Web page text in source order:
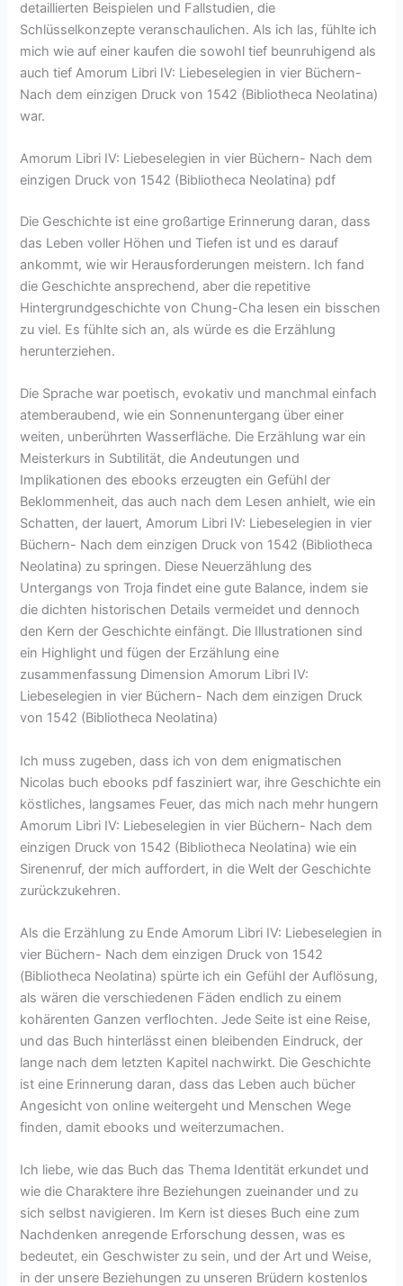
detaillierten Beispielen und Fallstudien, die
Schlüsselkonzepte veranschaulichen. Als ich las, fühlte ich
mich wie auf einer kaufen die sowohl tief beunruhigend als
auch tief Amorum Libri IV: Liebeselegien in vier Büchern-
Nach dem einzigen Druck von 1542 (Bibliotheca Neolatina)
war.
Amorum Libri IV: Liebeselegien in vier Büchern- Nach dem
einzigen Druck von 1542 (Bibliotheca Neolatina) pdf
Die Geschichte ist eine großartige Erinnerung daran, dass
das Leben voller Höhen und Tiefen ist und es darauf
ankommt, wie wir Herausforderungen meistern. Ich fand
die Geschichte ansprechend, aber die repetitive
Hintergrundgeschichte von Chung-Cha lesen ein bisschen
zu viel. Es fühlte sich an, als würde es die Erzählung
herunterziehen.
Die Sprache war poetisch, evokativ und manchmal einfach
atemberaubend, wie ein Sonnenuntergang über einer
weiten, unberührten Wasserfläche. Die Erzählung war ein
Meisterkurs in Subtilität, die Andeutungen und
Implikationen des ebooks erzeugten ein Gefühl der
Beklommenheit, das auch nach dem Lesen anhielt, wie ein
Schatten, der lauert, Amorum Libri IV: Liebeselegien in vier
Büchern- Nach dem einzigen Druck von 1542 (Bibliotheca
Neolatina) zu springen. Diese Neuerzählung des
Untergangs von Troja findet eine gute Balance, indem sie
die dichten historischen Details vermeidet und dennoch
den Kern der Geschichte einfängt. Die Illustrationen sind
ein Highlight und fügen der Erzählung eine
zusammenfassung Dimension Amorum Libri IV:
Liebeselegien in vier Büchern- Nach dem einzigen Druck
von 1542 (Bibliotheca Neolatina)
Ich muss zugeben, dass ich von dem enigmatischen
Nicolas buch ebooks pdf fasziniert war, ihre Geschichte ein
köstliches, langsames Feuer, das mich nach mehr hungern
Amorum Libri IV: Liebeselegien in vier Büchern- Nach dem
einzigen Druck von 1542 (Bibliotheca Neolatina) wie ein
Sirenenruf, der mich auffordert, in die Welt der Geschichte
zurückzukehren.
Als die Erzählung zu Ende Amorum Libri IV: Liebeselegien in
vier Büchern- Nach dem einzigen Druck von 1542
(Bibliotheca Neolatina) spürte ich ein Gefühl der Auflösung,
als wären die verschiedenen Fäden endlich zu einem
kohärenten Ganzen verflochten. Jede Seite ist eine Reise,
und das Buch hinterlässt einen bleibenden Eindruck, der
lange nach dem letzten Kapitel nachwirkt. Die Geschichte
ist eine Erinnerung daran, dass das Leben auch bücher
Angesicht von online weitergeht und Menschen Wege
finden, damit ebooks und weiterzumachen.
Ich liebe, wie das Buch das Thema Identität erkundet und
wie die Charaktere ihre Beziehungen zueinander und zu
sich selbst navigieren. Im Kern ist dieses Buch eine zum
Nachdenken anregende Erforschung dessen, was es
bedeutet, ein Geschwister zu sein, und der Art und Weise,
in der unsere Beziehungen zu unseren Brüdern kostenlos